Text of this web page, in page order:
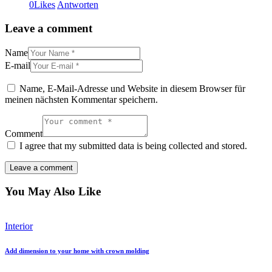
0Likes Antworten
Leave a comment
Name
E-mail
Name, E-Mail-Adresse und Website in diesem Browser für
meinen nächsten Kommentar speichern.
Comment
I agree that my submitted data is being collected and stored.
You May Also Like
Interior
Add dimension to your home with crown molding